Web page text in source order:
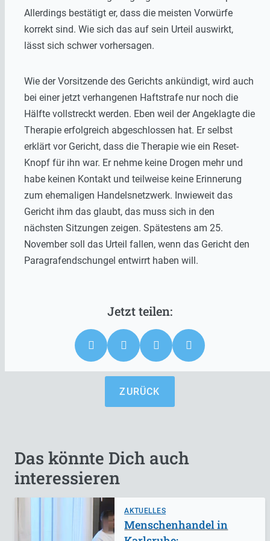
Allerdings bestätigt er, dass die meisten Vorwürfe
korrekt sind. Wie sich das auf sein Urteil auswirkt,
lässt sich schwer vorhersagen.
Wie der Vorsitzende des Gerichts ankündigt, wird auch
bei einer jetzt verhangenen Haftstrafe nur noch die
Hälfte vollstreckt werden. Eben weil der Angeklagte die
Therapie erfolgreich abgeschlossen hat. Er selbst
erklärt vor Gericht, dass die Therapie wie ein Reset-
Knopf für ihn war. Er nehme keine Drogen mehr und
habe keinen Kontakt und teilweise keine Erinnerung
zum ehemaligen Handelsnetzwerk. Inwieweit das
Gericht ihm das glaubt, das muss sich in den
nächsten Sitzungen zeigen. Spätestens am 25.
November soll das Urteil fallen, wenn das Gericht den
Paragrafendschungel entwirrt haben will.
ZURÜCK
Das könnte Dich auch
interessieren
AKTUELLES
Menschenhandel in